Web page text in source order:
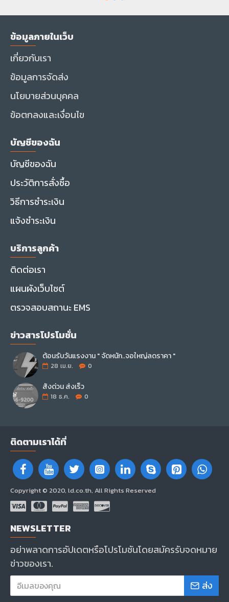
ข้อมูลภายในเว็บ
เกี่ยวกับเรา
ข้อมูลการจัดส่ง
นโยบายส่วนบุคคล
ข้อตกลงและเงื่อนไข
บัญชีของฉัน
บัญชีของฉัน
ประวัติการสั่งซื้อ
วิธีการชำระเงิน
แจ้งชำระเงิน
บริการลูกค้า
ติดต่อเรา
แผนผังเว็บไซต์
ตรวจสอบสถานะ EMS
ข่าวสารโปรโมชั่น
ต้อนรับวันแรงงาน " จัดหนัก..จอใหญ่ลดราคา "
28 เม.ย. 0
สั่งด่วน ส่งเร็ว
18 ธ.ค. 0
ติดตามเราได้ที่
Copyright © 2020, ld.co.th, All Rights Reserved
NEWSLETTER
อย่าพลาดการอัปเดตหรือโปรโมชันโดยสมัครรับจดหมาย
ข่าวของเรา.
ส่ง